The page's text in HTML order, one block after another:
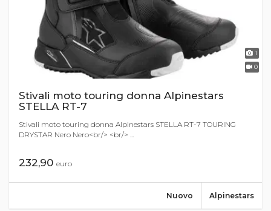
1
0
Stivali moto touring donna Alpinestars
STELLA RT-7
Stivali moto touring donna Alpinestars STELLA RT-7 TOURING
DRYSTAR Nero Nero<br/> <br/> ...
232,90 euro
Alpinestars
Nuovo